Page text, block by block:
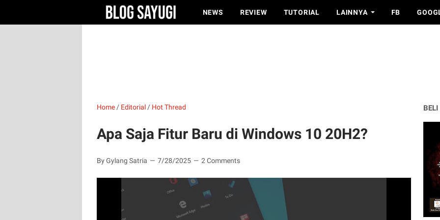
NEWS REVIEW TUTORIAL LAINNYA FB
Home / Editorial / Hot Thread
Apa Saja Fitur Baru di Windows 10 20H2?
By Gylang Satria 7/28/2025 2 Comments